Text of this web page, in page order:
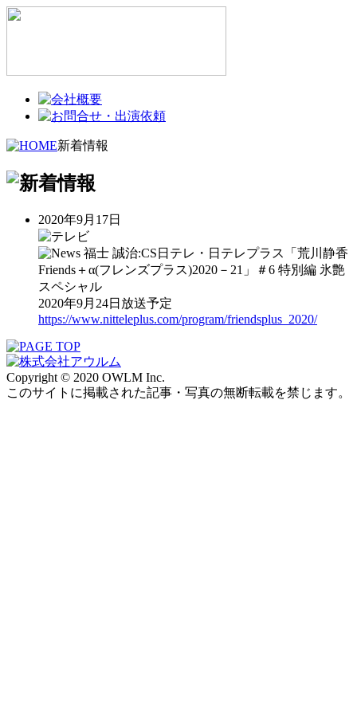
新着情報
2020年9月17日
福士 誠治:CS日テレ・日テレプラス「荒川静香
Friends＋α(フレンズプラス)2020－21」＃6 特別編 氷艶
スペシャル
2020年9月24日放送予定
https://www.nitteleplus.com/program/friendsplus_2020/
Copyright © 2020 OWLM Inc.
このサイトに掲載された記事・写真の無断転載を禁じます。